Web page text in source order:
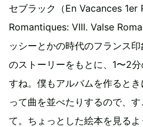
セブラック（En Vacances
Romantiques: VIII. Valse
ッシーとかの時代のフランス
のストーリーをもとに、1〜2
すね。僕もアルバムを作ると
って曲を並べたりするので、
て。ちょっとした絵本を見るよ